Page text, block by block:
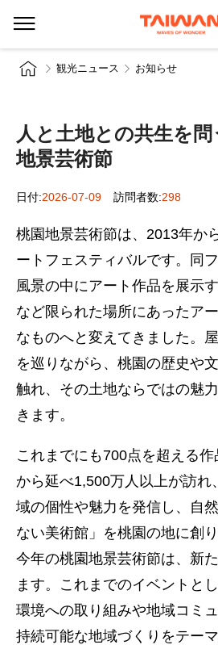
観光ニュース お知らせ
人と土地との共生を
地景芸術節
日付:2026-07-09 訪問者数:298
桃園地景芸術節は、2013年か
ートフェスティバルです。同
風景の中にアート作品を展示
など限られた場所にあったア
なものへと変えてきました。
を巡りながら、桃園の歴史や
触れ、その土地ならではの魅
きます。
これまでにも700点を超える
から延べ1,500万人以上が訪れ
域の個性や魅力を発信し、自
ない美術館」を桃園の地に創
今年の桃園地景芸術節は、新
ます。これまでのイベントと
環境への取り組みや地域コミ
持続可能な地域づくりをテー